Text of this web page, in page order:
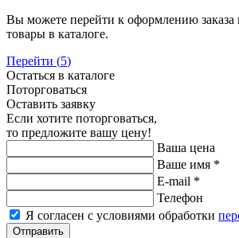
Вы можете перейти к оформлению заказа
товары в каталоге.
Перейти (5)
Остаться в каталоге
Поторговаться
Оставить заявку
Если хотите поторговаться,
то предложите вашу цену!
Ваша цена
Ваше имя *
E-mail *
Телефон
Я согласен с условиями обработки